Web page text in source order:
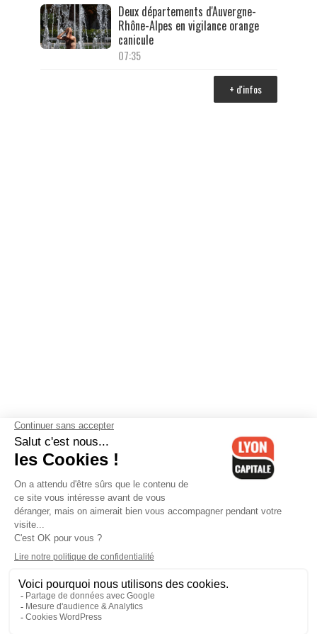
Deux départements d'Auvergne-
Rhône-Alpes en vigilance orange
canicule
07:35
+ d'infos
Contactez-nous-Mentions légales-CGV-Politique de
confidentialité-Gestion des cookies